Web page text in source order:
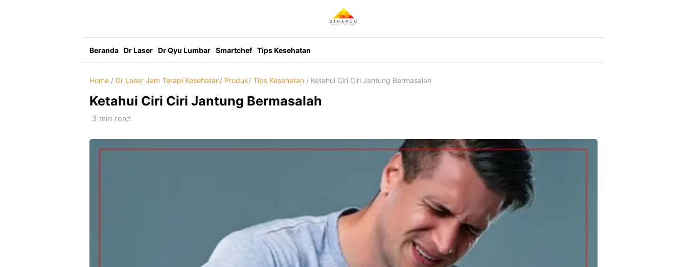
Beranda Dr Laser Dr Qyu Lumbar Smartchef Tips Kesehatan
Home / Dr Laser Jam Terapi Kesehatan/ Produk/ Tips Kesehatan / Ketahui Ciri Ciri Jantung Bermasalah
Ketahui Ciri Ciri Jantung Bermasalah
3 min read